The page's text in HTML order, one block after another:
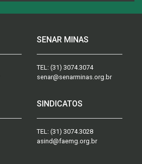
SENAR MINAS
TEL: (31) 3074.3074
senar@senarminas.org.br
SINDICATOS
TEL: (31) 3074.3028
asind@faemg.org.br